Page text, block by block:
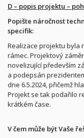
D – popis projektu –
Popište náročnost
specifik:
Realizace projektu byla
rámec. Projektový
novelizující především
a podepsán
dne 6.5.2024, přičemž
Projekt se tak podařilo
krátkém čase.
V čem může být Vaše